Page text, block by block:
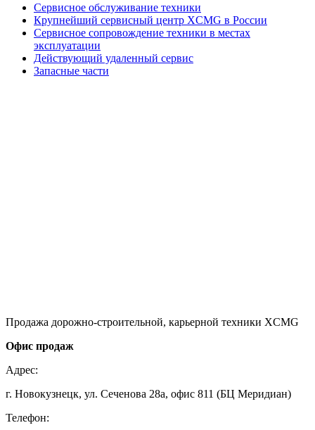
Сервисное обслуживание техники
Крупнейший сервисный центр XCMG в России
Сервисное сопровождение техники в местах
эксплуатации
Действующий удаленный сервис
Запасные части
Продажа дорожно-строительной, карьерной техники XCMG
Офис продаж
Адрес:
г. Новокузнецк, ул. Сеченова 28а, офис 811 (БЦ Меридиан)
Телефон: